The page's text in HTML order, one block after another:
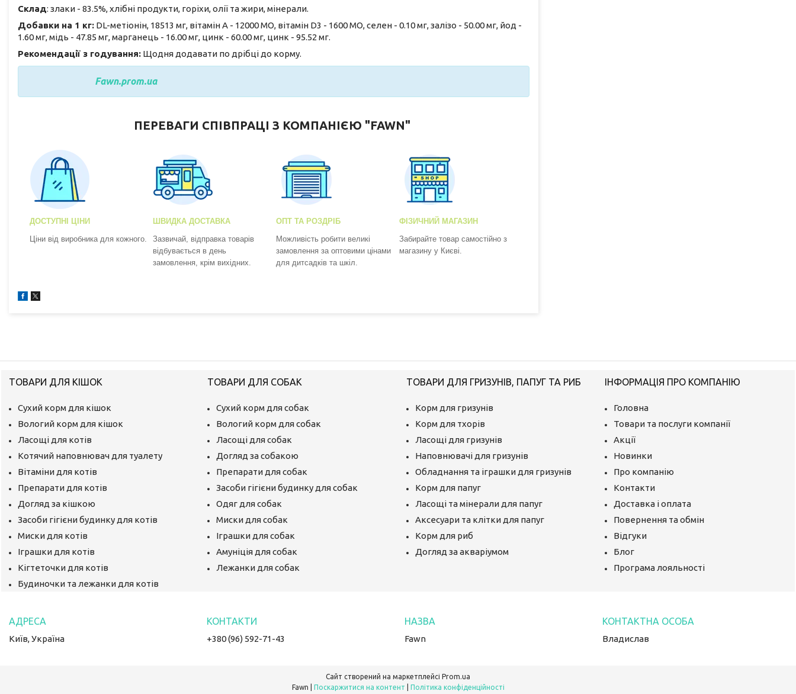
Склад: злаки - 83.5%, хлібні продукти, горіхи, олії та жири, мінерали.
Добавки на 1 кг: DL-метіонін, 18513 мг, вітамін А - 12000 МО, вітамін D3 - 1600 МО, селен - 0.10 мг, залізо - 50.00 мг, йод -
1.60 мг, мідь - 47.85 мг, марганець - 16.00 мг, цинк - 60.00 мг, цинк - 95.52 мг.
Рекомендації з годування: Щодня додавати по дрібці до корму.
Fawn.prom.ua
ПЕРЕВАГИ СПІВПРАЦІ З КОМПАНІЄЮ "FAWN"
ДОСТУПНІ ЦІНИ
Ціни від виробника для кожного.
ШВИДКА ДОСТАВКА
Зазвичай, відправка товарів
відбувається в день
замовлення, крім вихідних.
ОПТ ТА РОЗДРІБ
Можливість робити великі
замовлення за оптовими цінами
для дитсадків та шкіл.
ФІЗИЧНИЙ МАГАЗИН
Забирайте товар самостійно з
магазину у Києві.
ТОВАРИ ДЛЯ КІШОК
Сухий корм для кішок
Вологий корм для кішок
Ласощі для котів
Котячий наповнювач для туалету
Вітаміни для котів
Препарати для котів
Догляд за кішкою
Засоби гігієни будинку для котів
Миски для котів
Іграшки для котів
Кігтеточки для котів
Будиночки та лежанки для котів
ТОВАРИ ДЛЯ СОБАК
Сухий корм для собак
Вологий корм для собак
Ласощі для собак
Догляд за собакою
Препарати для собак
Засоби гігієни будинку для собак
Одяг для собак
Миски для собак
Іграшки для собак
Амуніція для собак
Лежанки для собак
ТОВАРИ ДЛЯ ГРИЗУНІВ, ПАПУГ ТА РИБ
Корм для гризунів
Корм для тхорів
Ласощі для гризунів
Наповнювачі для гризунів
Обладнання та іграшки для гризунів
Корм для папуг
Ласощі та мінерали для папуг
Аксесуари та клітки для папуг
Корм для риб
Догляд за акваріумом
ІНФОРМАЦІЯ ПРО КОМПАНІЮ
Головна
Товари та послуги компанії
Акції
Новинки
Про компанію
Контакти
Доставка і оплата
Повернення та обмін
Відгуки
Блог
Програма лояльності
Київ, Україна +380 (96) 592-71-43 Fawn Владислав
Сайт створений на маркетплейсі Prom.ua
Поскаржитися на контент Політика конфіденційності